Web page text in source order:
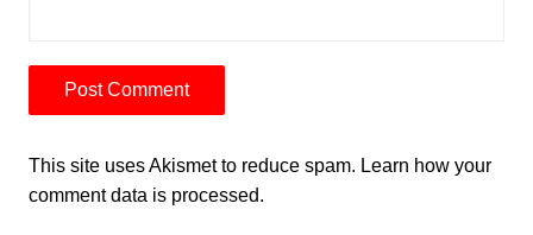
This site uses Akismet to reduce spam. Learn how your
comment data is processed.